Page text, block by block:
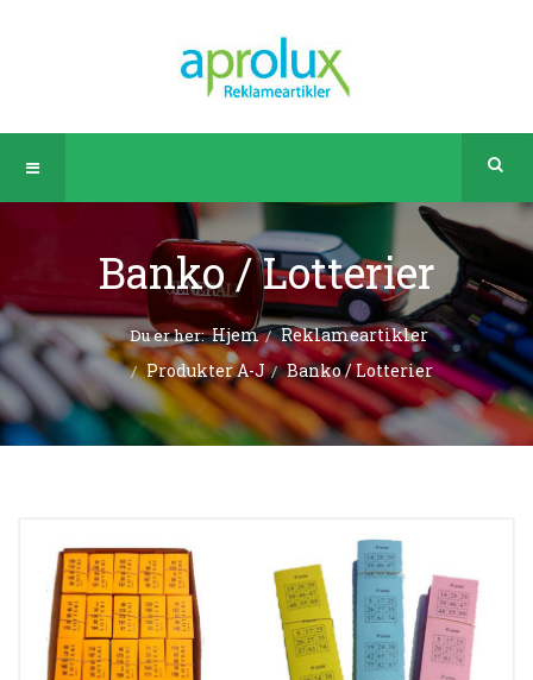
Banko / Lotterier
Du er her:Hjem
Reklameartikler
Produkter A-J
Banko / Lotterier